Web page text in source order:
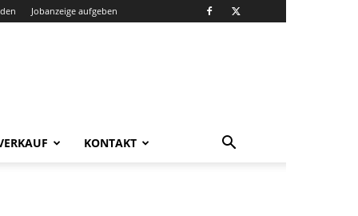
Jobanzeige aufgeben
KONTAKT